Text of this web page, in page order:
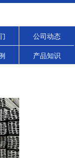
公司动态
产品知识